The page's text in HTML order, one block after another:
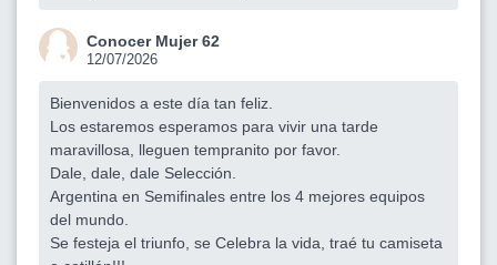
Conocer Mujer 62
12/07/2026
Bienvenidos a este día tan feliz.
Los estaremos esperamos para vivir una tarde
maravillosa, lleguen tempranito por favor.
Dale, dale, dale Selección.
Argentina en Semifinales entre los 4 mejores equipos
del mundo.
Se festeja el triunfo, se Celebra la vida, traé tu camiseta